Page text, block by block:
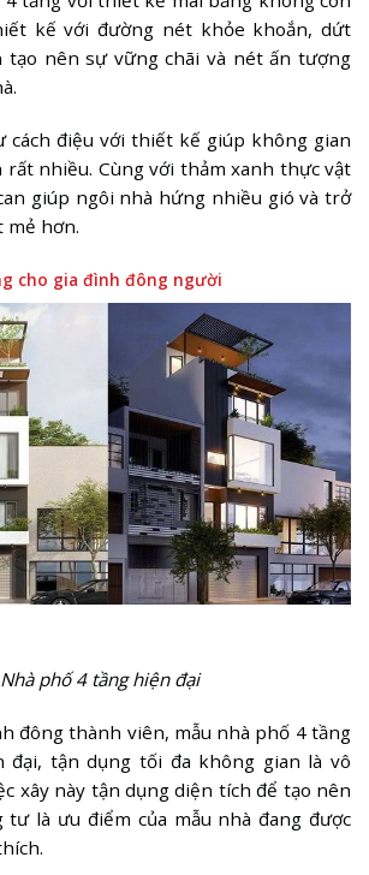
kế với đường nét khỏe khoắn, dứt
tạo nên sự vững chãi và nét ấn tượng
cách điệu với thiết kế giúp không gian
nhiều. Cùng với thảm xanh thực vật
giúp ngôi nhà hứng nhiều gió và trở
mẻ hơn.
cho gia đình đông người
Nhà phố 4 tầng hiện đại
đông thành viên, mẫu nhà phố 4 tầng
đại, tận dụng tối đa không gian là vô
xây này tận dụng diện tích để tạo nên
là ưu điểm của mẫu nhà đang được